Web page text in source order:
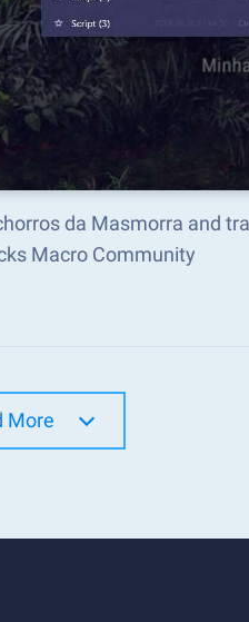
da Masmorra and
Macro Community
More